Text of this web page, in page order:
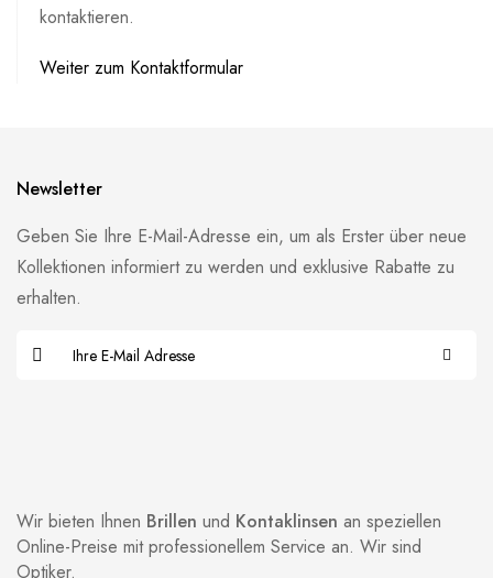
kontaktieren.
Weiter zum Kontaktformular
Wir bieten Ihnen Brillen und Kontaklinsen an speziellen
Online-Preise mit professionellem Service an. Wir sind
Optiker.
Newsletter
Geben Sie Ihre E-Mail-Adresse ein, um als Erster über neue
Kollektionen informiert zu werden und exklusive Rabatte zu
erhalten.